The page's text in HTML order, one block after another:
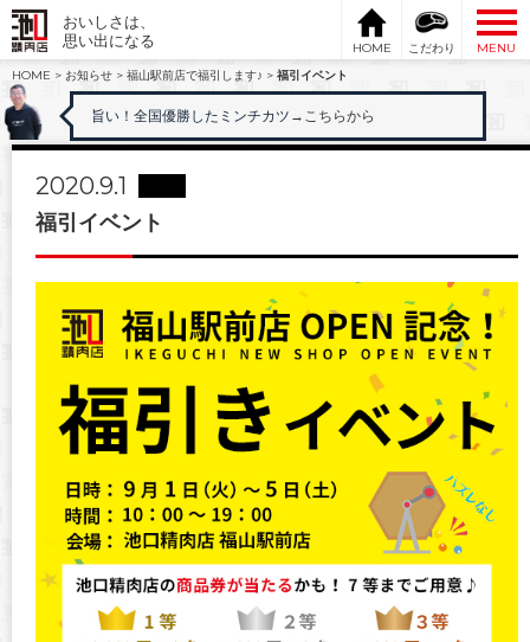
おいしさは、
思い出になる
HOME こだわり
MENU
HOME > お知らせ > 福山駅前店で福引します♪ > 福引イベント
旨い！全国優勝したミンチカツ →こちらから
2020.9.1
福引イベント